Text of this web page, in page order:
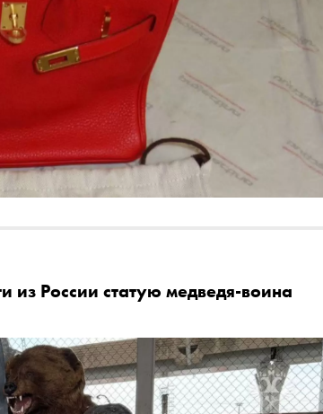
из России статую медведя-воина